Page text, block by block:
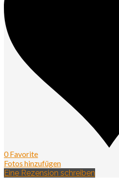
0 Favorite
Fotos hinzufügen
Eine Rezension schreiben